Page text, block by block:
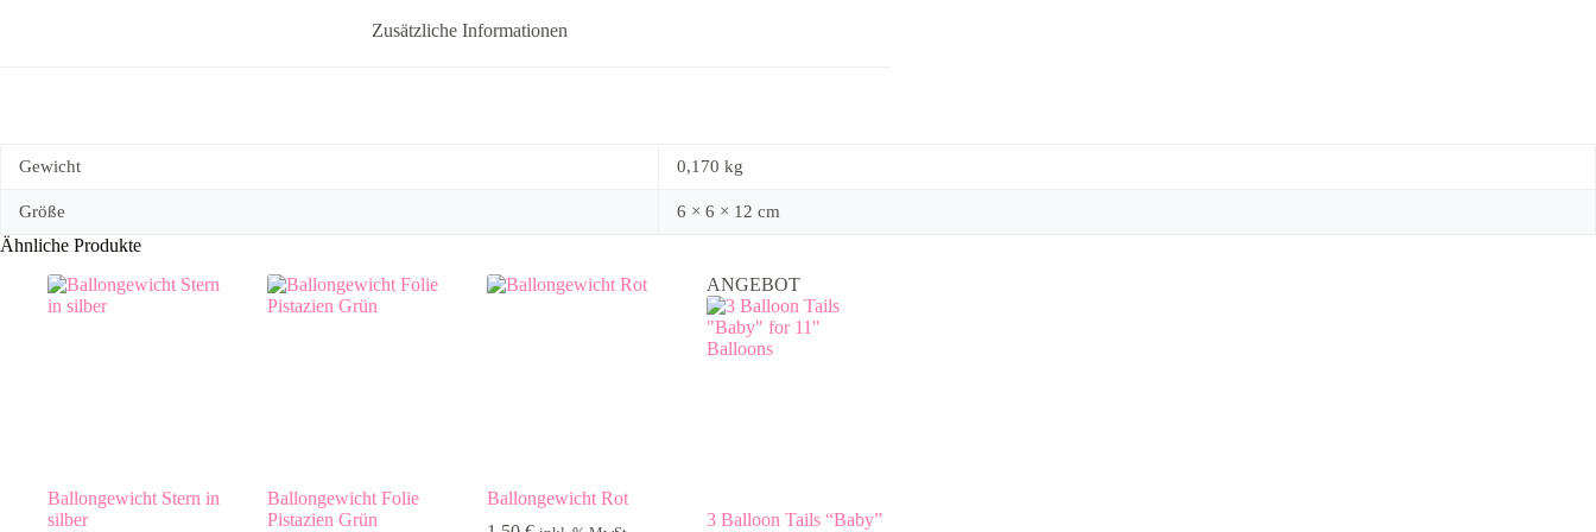
Zusätzliche Informationen
Gewicht 0,170 kg
Größe 6 × 6 × 12 cm
Ähnliche Produkte
Ballongewicht Stern in
silber
Ballongewicht Folie
Pistazien Grün
Ballongewicht Rot
ANGEBOT
3 Balloon Tails “Baby”